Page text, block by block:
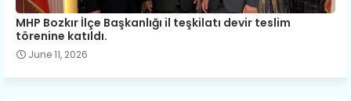
MHP Bozkır İlçe Başkanlığı il teşkilatı devir teslim
törenine katıldı.
June 11, 2026